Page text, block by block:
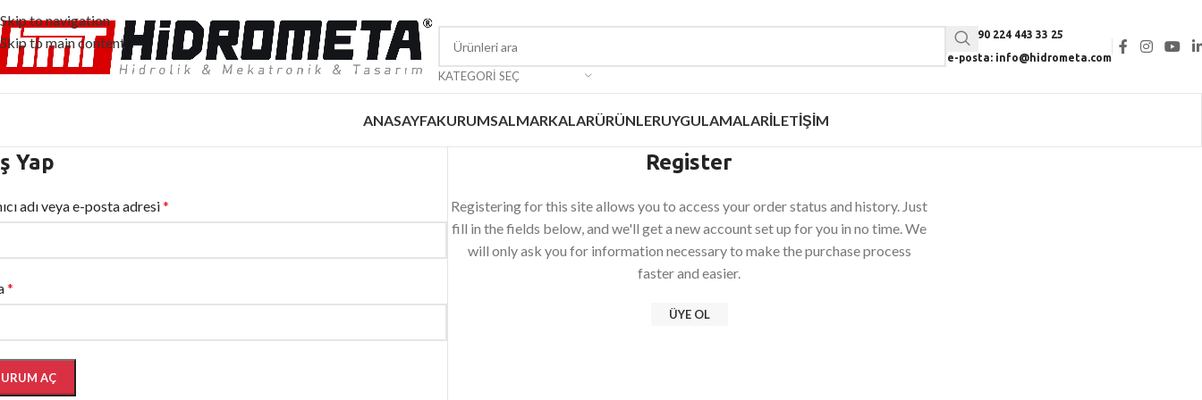
Skip to navigation
Skip to main content
KATEGORI SEÇ
Tel: +90 224 443 33 25
e-posta: info@hidrometa.com
ANASAYFAKURUMSAL MARKALARÜRÜNLERUYGULAMALARİLETIŞIM
Yap
adı veya e-posta adresi*
*
AÇ
Register
Registering for this site allows you to access your order status and history. Just
fill in the fields below, and we'll get a new account set up for you in no time. We
will only ask you for information necessary to make the purchase process
faster and easier.
ÜYE OL